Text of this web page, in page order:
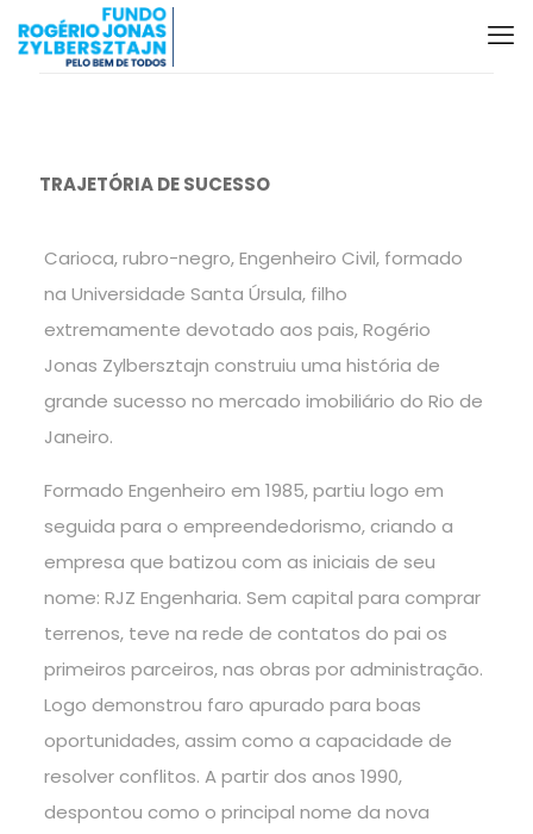
TRAJETÓRIA DE SUCESSO
Carioca, rubro-negro, Engenheiro Civil, formado
na Universidade Santa Úrsula, filho
extremamente devotado aos pais, Rogério
Jonas Zylbersztajn construiu uma história de
grande sucesso no mercado imobiliário do Rio de
Janeiro.
Formado Engenheiro em 1985, partiu logo em
seguida para o empreendedorismo, criando a
empresa que batizou com as iniciais de seu
nome: RJZ Engenharia. Sem capital para comprar
terrenos, teve na rede de contatos do pai os
primeiros parceiros, nas obras por administração.
Logo demonstrou faro apurado para boas
oportunidades, assim como a capacidade de
resolver conflitos. A partir dos anos 1990,
despontou como o principal nome da nova